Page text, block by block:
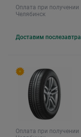
Оплата при получении
Челябинск
Доставим послезавтра
Оплата при получении